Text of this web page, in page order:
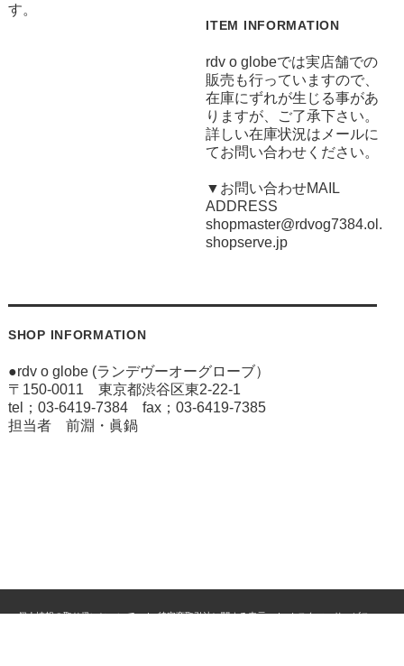
す。
ITEM INFORMATION
rdv o globeでは実店舗での
販売も行っていますので、
在庫にずれが生じる事があ
りますが、ご了承下さい。
詳しい在庫状況はメールに
てお問い合わせください。
▼お問い合わせMAIL
ADDRESS
shopmaster@rdvog7384.ol.
shopserve.jp
SHOP INFORMATION
●rdv o globe (ランデヴーオーグローブ）
〒150-0011 東京都渋谷区東2-22-1
tel；03-6419-7384 fax；03-6419-7385
担当者 前淵・眞鍋
個人情報の取り扱いについて 特定商取引法に関する表示
カスタマーサービス